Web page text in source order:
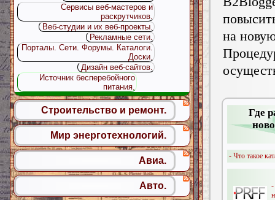
Где
- Что такое
-
на
Сервисы веб-мастеров и
раскрутчиков.
Веб-студии и их веб-проекты.
Рекламные сети.
Порталы. Сети. Форумы. Каталоги.
Доски.
Дизайн веб-сайтов.
Источник бесперебойного
питания.
Строительство и ремонт.
Мир энерготехнологий.
Авиа.
Авто.